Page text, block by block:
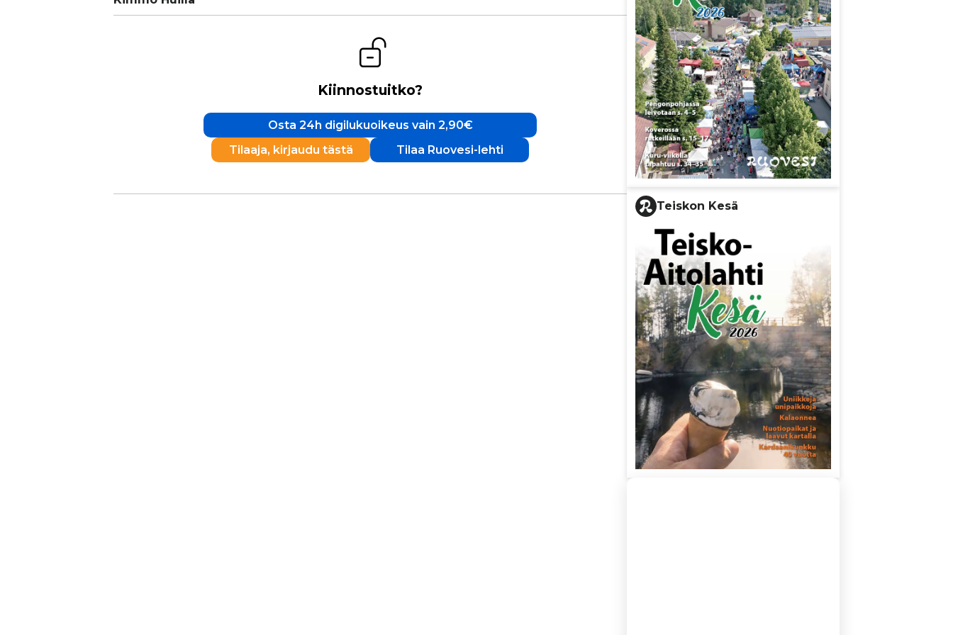
Kiinnostuitko?
Osta 24h digilukuoikeus vain 2,90€
Tilaaja, kirjaudu tästä
Tilaa Ruovesi-lehti
Teiskon Kesä